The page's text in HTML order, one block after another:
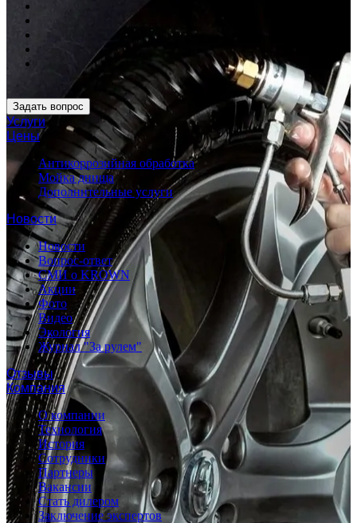
Задать вопрос
Услуги
Цены
Антикоррозийная обработка
Мойка днища
Дополнительные услуги
Новости
Новости
Вопрос-ответ
СМИ о KROWN
Акции
Фото
Видео
Экология
Журнал "За рулем"
Отзывы
Компания
О компании
Технология
История
Сотрудники
Партнеры
Вакансии
Стать дилером
Заключение экспертов